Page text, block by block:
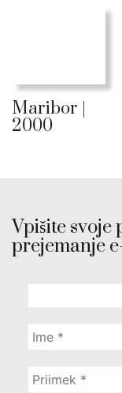
Maribor |
2000
Vpišite svoje
prejemanje